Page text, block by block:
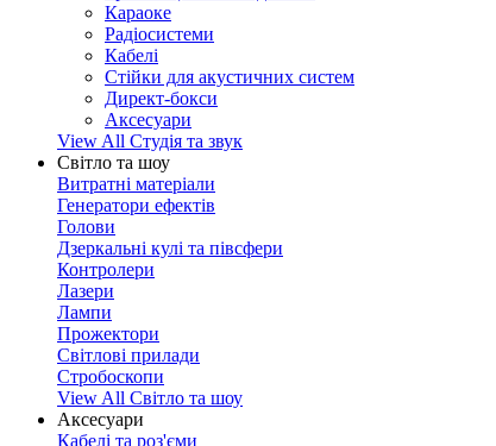
Караоке
Радіосистеми
Кабелі
Стійки для акустичних систем
Директ-бокси
Аксесуари
View All Студія та звук
Світло та шоу
Витратні матеріали
Генератори ефектів
Голови
Дзеркальні кулі та півсфери
Контролери
Лазери
Лампи
Прожектори
Світлові прилади
Стробоскопи
View All Світло та шоу
Аксесуари
Кабелі та роз'єми